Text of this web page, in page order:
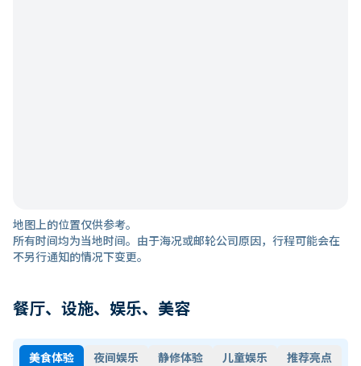
地图上的位置仅供参考。
所有时间均为当地时间。由于海况或邮轮公司原因，行程可能会在
不另行通知的情况下变更。
餐厅、设施、娱乐、美容
美食体验 夜间娱乐 静修体验 儿童娱乐 推荐亮点